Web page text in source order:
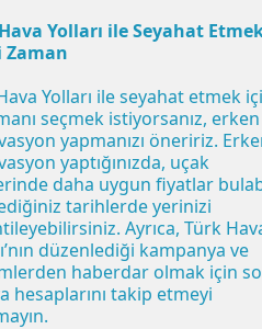
Yolları ile Seyahat
Zaman
Yolları ile seyahat etmek
seçmek istiyorsanız, erken
yapmanızı öneririz.
yaptığınızda, uçak
daha uygun fiyatlar
tarihlerde yerinizi
Ayrıca, Türk
düzenlediği kampanya ve
haberdar olmak için
hesaplarını takip etmeyi